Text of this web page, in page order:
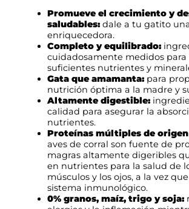
€
h
a
s
t
1
2
,
9
Promueve el crecimiento y
saludables: dale a tu gatito
enriquecedora.
Completo y equilibrado:
cuidadosamente medidos
suficientes nutrientes y
Gata que amamanta: para
nutrición óptima a la madre y
Altamente digestible:
calidad para asegurar la
nutrientes.
Proteínas múltiples de
aves de corral son fuente de
magras altamente digeribles
en nutrientes para la salud de
músculos y los ojos, a la vez
sistema inmunológico.
0% granos, maíz, trigo y soja: